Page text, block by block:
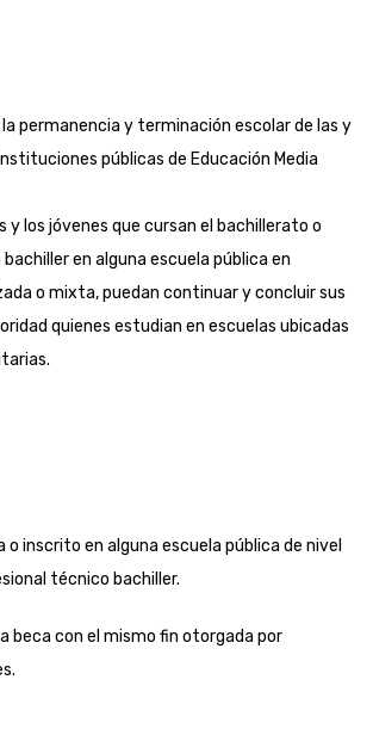
permanencia y terminación escolar de las y
públicas de Educación Media
y los jóvenes que cursan el bachillerato o
en alguna escuela pública en
o mixta, puedan continuar y concluir sus
quienes estudian en escuelas ubicadas
o inscrito en alguna escuela pública de nivel
técnico bachiller.
beca con el mismo fin otorgada por